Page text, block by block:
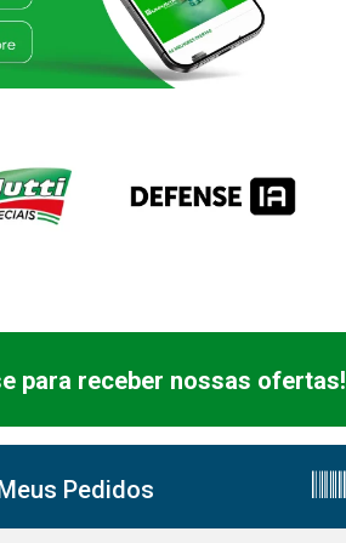
para receber nossas ofertas!
Pedidos